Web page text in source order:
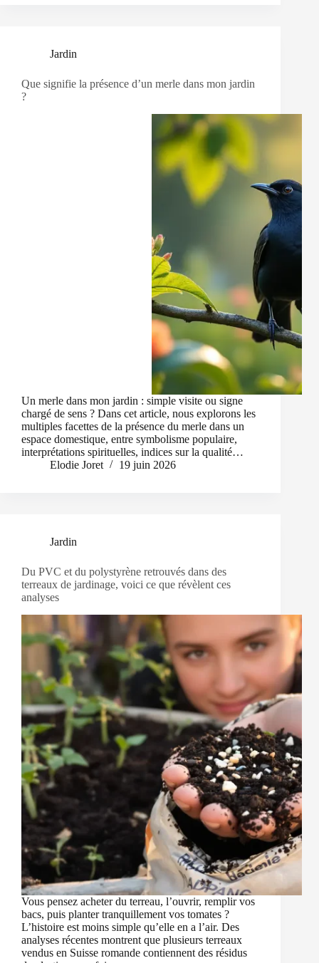
Jardin
Que signifie la présence d’un merle dans mon jardin
?
Un merle dans mon jardin : simple visite ou signe
chargé de sens ? Dans cet article, nous explorons les
multiples facettes de la présence du merle dans un
espace domestique, entre symbolisme populaire,
interprétations spirituelles, indices sur la qualité…
Elodie Joret
19 juin 2026
Jardin
Du PVC et du polystyrène retrouvés dans des
terreaux de jardinage, voici ce que révèlent ces
analyses
Vous pensez acheter du terreau, l’ouvrir, remplir vos
bacs, puis planter tranquillement vos tomates ?
L’histoire est moins simple qu’elle en a l’air. Des
analyses récentes montrent que plusieurs terreaux
vendus en Suisse romande contiennent des résidus